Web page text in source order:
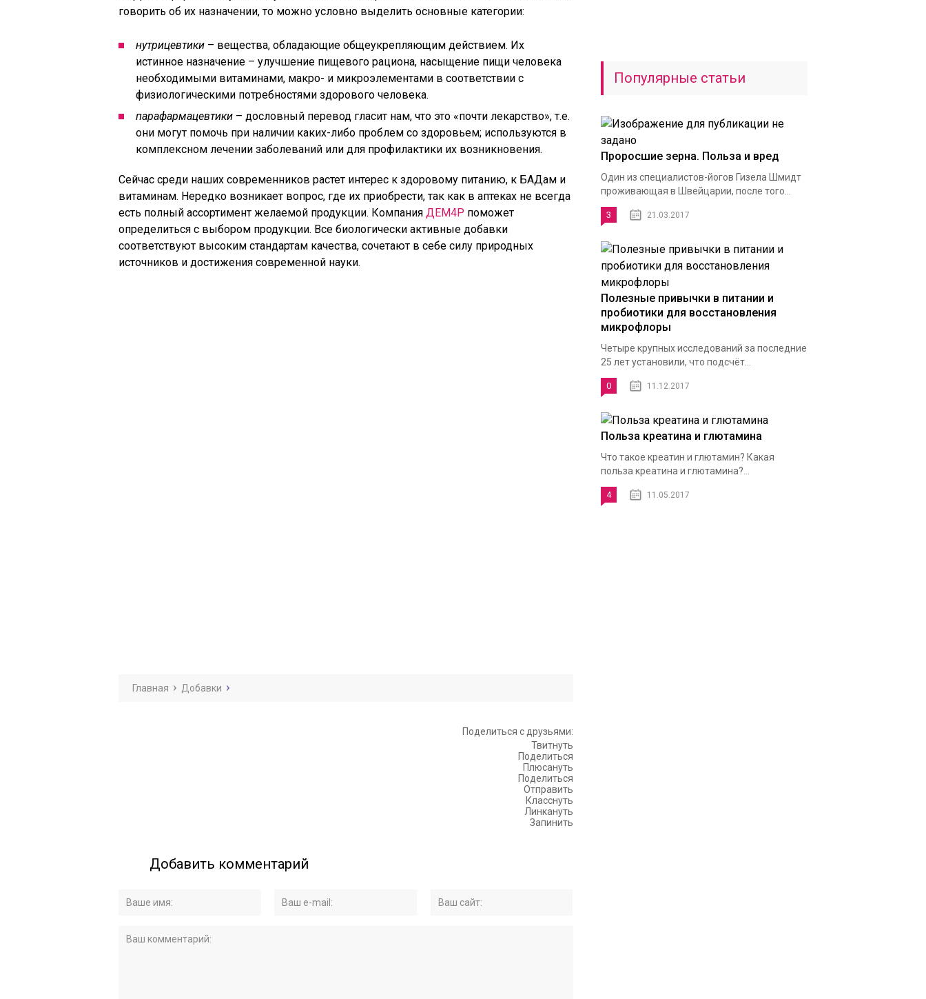
говорить об их назначении, то можно условно выделить основные категории:
нутрицевтики – вещества, обладающие общеукрепляющим действием. Их
истинное назначение – улучшение пищевого рациона, насыщение пищи человека
необходимыми витаминами, макро- и микроэлементами в соответствии с
физиологическими потребностями здорового человека.
парафармацевтики – дословный перевод гласит нам, что это «почти лекарство», т.е.
они могут помочь при наличии каких-либо проблем со здоровьем; используются в
комплексном лечении заболеваний или для профилактики их возникновения.
Сейчас среди наших современников растет интерес к здоровому питанию, к БАДам и
витаминам. Нередко возникает вопрос, где их приобрести, так как в аптеках не всегда
есть полный ассортимент желаемой продукции. Компания ДЕМ4Р поможет
определиться с выбором продукции. Все биологически активные добавки
соответствуют высоким стандартам качества, сочетают в себе силу природных
источников и достижения современной науки.
Главная Добавки
Поделиться с друзьями:
Твитнуть
Поделиться
Плюсануть
Поделиться
Отправить
Класснуть
Линкануть
Запинить
Добавить комментарий
Популярные статьи
Проросшие зерна. Польза и вред
Один из специалистов-йогов Гизела Шмидт
проживающая в Швейцарии, после того...
3 21.03.2017
Полезные привычки в питании и
пробиотики для восстановления
микрофлоры
Четыре крупных исследований за последние
25 лет установили, что подсчёт...
0 11.12.2017
Польза креатина и глютамина
Что такое креатин и глютамин? Какая
польза креатина и глютамина?...
4 11.05.2017